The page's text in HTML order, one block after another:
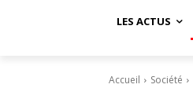
LES ACTUS
Accueil Société